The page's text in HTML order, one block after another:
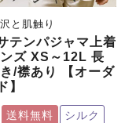
冬
かぶ
と肌触り
テンパジャマ上着
ズ XS～12L 長
/襟あり 【オーダ
】
送料無料
シルク